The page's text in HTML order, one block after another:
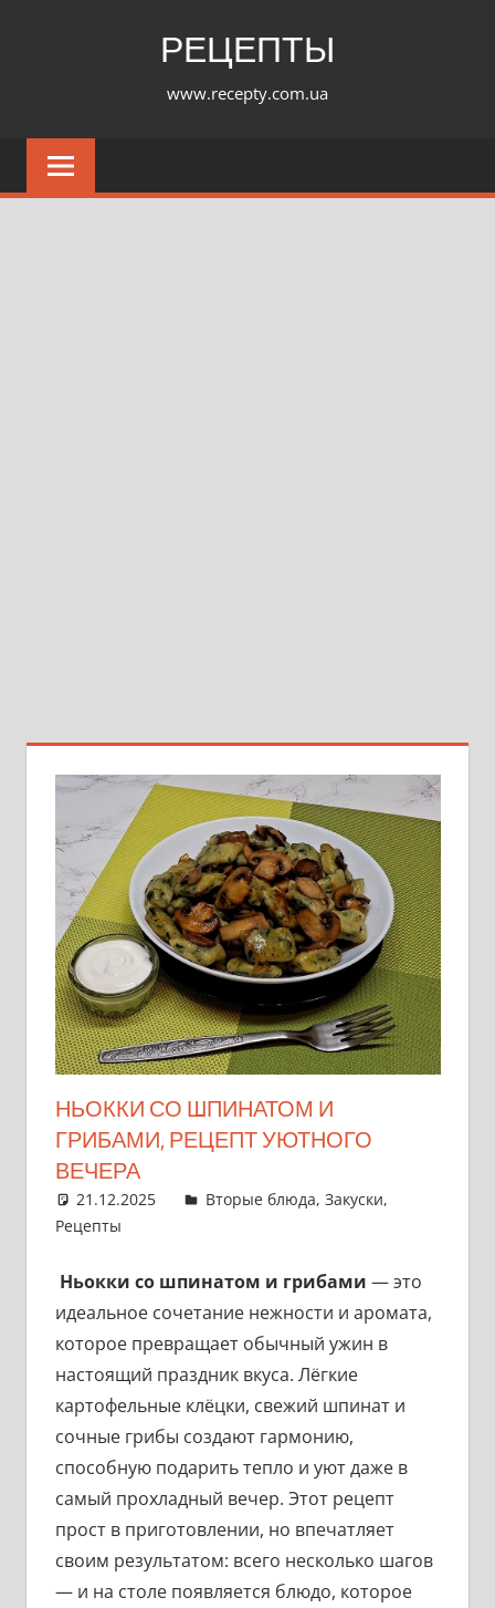
РЕЦЕПТЫ
www.recepty.com.ua
НЬОККИ СО ШПИНАТОМ И
ГРИБАМИ, РЕЦЕПТ УЮТНОГО
ВЕЧЕРА
21.12.2025 admin
Вторые блюда, Закуски,
Рецепты
Ньокки со шпинатом и грибами — это
идеальное сочетание нежности и аромата,
которое превращает обычный ужин в
настоящий праздник вкуса. Лёгкие
картофельные клёцки, свежий шпинат и
сочные грибы создают гармонию,
способную подарить тепло и уют даже в
самый прохладный вечер. Этот рецепт
прост в приготовлении, но впечатляет
своим результатом: всего несколько шагов
— и на столе появляется блюдо, которое